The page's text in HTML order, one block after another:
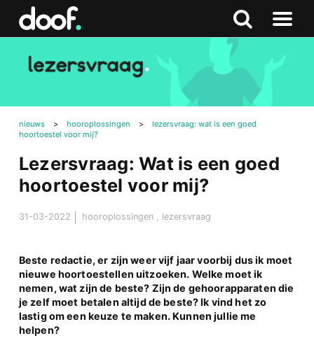
Zoeken
Naar
nieuws > hooroplossingen >
lezersvraag: wat is een goed
hoortoestel voor mij?
Lezersvraag: Wat is een goed
hoortoestel voor mij?
31-03-2022 hooroplossingen lezersvraag
Beste redactie, er zijn weer vijf jaar voorbij dus ik moet
nieuwe hoortoestellen uitzoeken. Welke moet ik
nemen, wat zijn de beste? Zijn de gehoorapparaten die
je zelf moet betalen altijd de beste? Ik vind het zo
lastig om een keuze te maken. Kunnen jullie me
helpen?
Doof.nl
Zoeken